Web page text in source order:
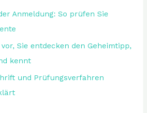
Anmeldung: So prüfen Sie
Sie entdecken den Geheimtipp,
kennt
und Prüfungsverfahren